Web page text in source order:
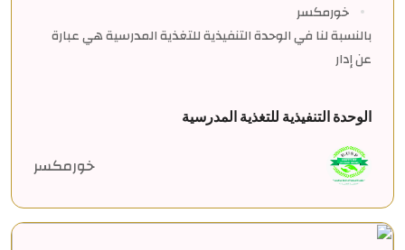
خورمكسر
بالنسبة لنا في الوحدة التنفيذية للتغذية المدرسية هي عبارة
عن إدار
الوحدة التنفيذية للتغذية المدرسية
خورمكسر